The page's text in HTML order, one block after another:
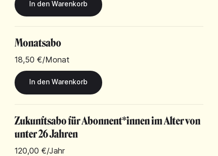
Monatsabo
18,50 €/Monat
Zukunftsabo für Abonnent*innen im Alter von
unter 26 Jahren
120,00 €/Jahr